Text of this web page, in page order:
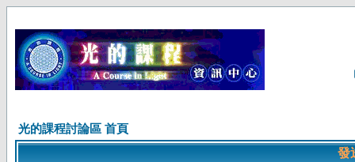
光的課程討論區 首頁
發